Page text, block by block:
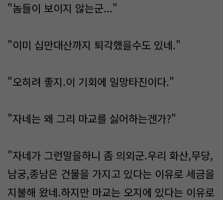
"놈들이 보이지 않는군..."
"이미 십만대산까지 퇴각했을수도 있네."
"오히려 좋지.이 기회에 일망타진이다."
"자네는 왜 그리 마교를 싫어하는겐가?"
"자네가 그런말을하니 좀 의외군.우리 화산,무당,
남궁,종남은 건물을 가지고 있다는 이유로 세금을
지불해 왔네.하지만 마교는 오지에 있다는 이유로